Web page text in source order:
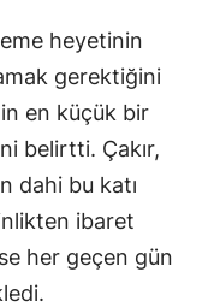
heyetinin
gerektiğini
en küçük bir
belirtti. Çakır,
dahi bu katı
ibaret
her geçen gün